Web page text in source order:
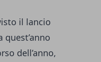
il lancio
dell’anno,